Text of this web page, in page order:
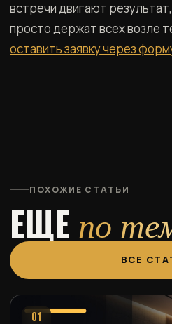
встречи двигают результат,
просто держат всех возле
оставить заявку через
ПОХОЖИЕ СТАТЬИ
ЕЩЕ по
ВСЕ
01